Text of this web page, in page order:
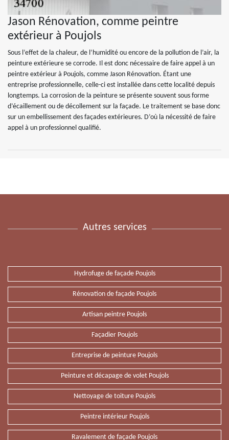
Jason Rénovation, comme peintre
extérieur à Poujols
Sous l’effet de la chaleur, de l’humidité ou encore de la pollution de l’air, la
peinture extérieure se corrode. Il est donc nécessaire de faire appel à un
peintre extérieur à Poujols, comme Jason Rénovation. Étant une
entreprise professionnelle, celle-ci est installée dans cette localité depuis
longtemps. La corrosion de la peinture se présente souvent sous forme
d’écaillement ou de décollement sur la façade. Le traitement se base donc
sur un embellissement des façades extérieures. D’où la nécessité de faire
appel à un professionnel qualifié.
Autres services
Hydrofuge de façade Poujols
Rénovation de façade Poujols
Artisan peintre Poujols
Façadier Poujols
Entreprise de peinture Poujols
Peinture et décapage de volet Poujols
Nettoyage de toiture Poujols
Peintre intérieur Poujols
Ravalement de façade Poujols